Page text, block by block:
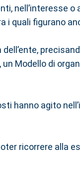
nell’interesse o
i quali figurano
Modello di
hanno agito
ricorrere alla